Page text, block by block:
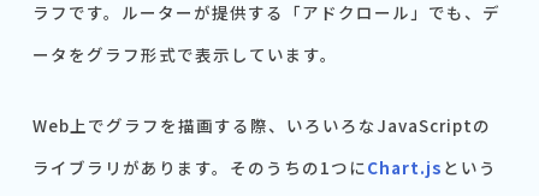
ラフです。ルーターが提供する「アドクロール」でも、デ
ータをグラフ形式で表示しています。
Web上でグラフを描画する際、いろいろなJavaScriptの
ライブラリがあります。そのうちの1つにChart.js という